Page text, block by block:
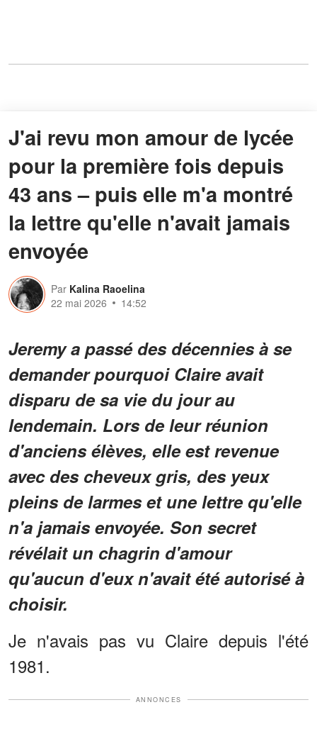
J'ai revu mon amour de lycée
pour la première fois depuis
43 ans – puis elle m'a montré
la lettre qu'elle n'avait jamais
envoyée
Par Kalina Raoelina
22 mai 2026
14:52
Jeremy a passé des décennies à se
demander pourquoi Claire avait
disparu de sa vie du jour au
lendemain. Lors de leur réunion
d'anciens élèves, elle est revenue
avec des cheveux gris, des yeux
pleins de larmes et une lettre qu'elle
n'a jamais envoyée. Son secret
révélait un chagrin d'amour
qu'aucun d'eux n'avait été autorisé à
choisir.
Je n'avais pas vu Claire depuis l'été
1981.
ANNONCES